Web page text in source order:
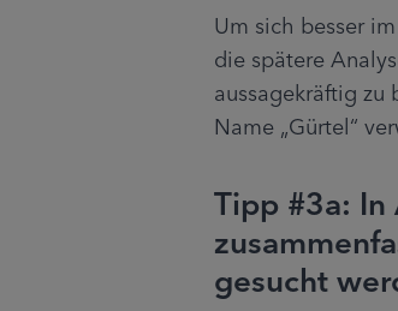
Um sich besser
die spätere
aussagekräftig zu
Name „Gürtel“
Tipp #3a:
gesucht